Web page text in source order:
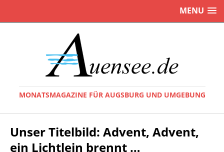
MENU
MONATSMAGAZINE FÜR AUGSBURG UND UMGEBUNG
Unser Titelbild: Advent, Advent,
ein Lichtlein brennt …